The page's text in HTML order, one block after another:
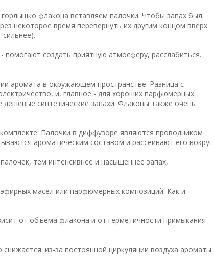
флакона вставляем палочки. Чтобы запах был
некоторое время перевернуть их другим концом вверх
создать приятную атмосферу, расслабиться.
аромата в окружающем пространстве. Разница с
и, главное - для хороших парфюмерных
синтетические запахи. Флаконы также очень
Палочки в диффузоре являются проводником
ароматическим составом и рассеивают его вокруг.
тем интенсивнее и насыщеннее запах,
масел или парфюмерных композиций. Как и
от объема флакона и от герметичности примыкания
из-за постоянной циркуляции воздуха ароматы